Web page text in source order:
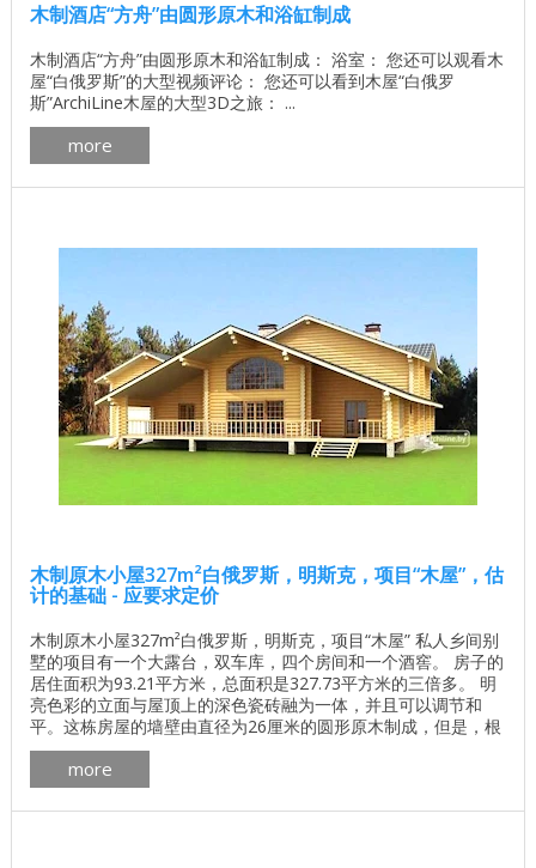
木制酒店“方舟”由圆形原木和浴缸制成
木制酒店“方舟”由圆形原木和浴缸制成： 浴室： 您还可以观看木
屋“白俄罗斯”的大型视频评论： 您还可以看到木屋“白俄罗
斯”ArchiLine木屋的大型3D之旅： ...
more
木制原木小屋327m²白俄罗斯，明斯克，项目“木屋”，估
计的基础 - 应要求定价
木制原木小屋327m²白俄罗斯，明斯克，项目“木屋” 私人乡间别
墅的项目有一个大露台，双车库，四个房间和一个酒窖。 房子的
居住面积为93.21平方米，总面积是327.73平方米的三倍多。 明
亮色彩的立面与屋顶上的深色瓷砖融为一体，并且可以调节和
平。这栋房屋的墙壁由直径为26厘米的圆形原木制成，但是，根
据客户的要求，其他材料也是可以的。开发的项目考虑了各个方
面，例如，在房子里提供图书馆和酒窖。 一楼面积76.61平方
米，一楼面积173.50平方米。第二个 - ...
more